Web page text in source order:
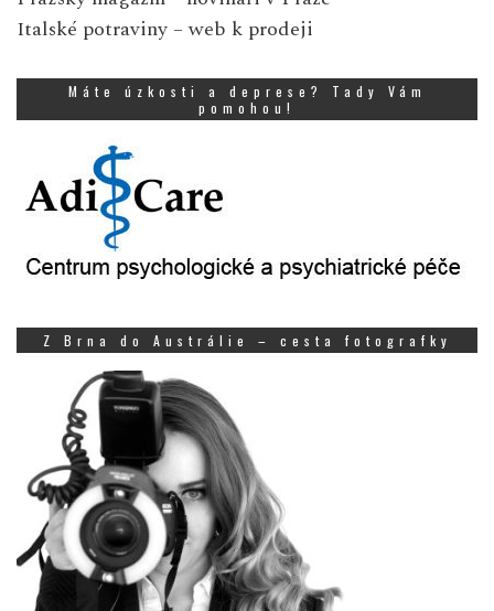
Italské potraviny – web k prodeji
Máte úzkosti a deprese? Tady Vám
pomohou!
Z Brna do Austrálie – cesta fotografky